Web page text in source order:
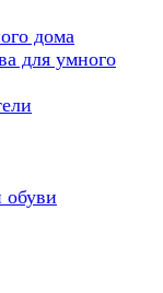
дома
для умного
обуви